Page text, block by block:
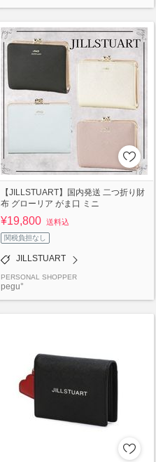
【JILLSTUART】国内発送 二つ折り財
布 グローリア がま口 ミニ
¥19,800 送料込
関税負担なし
JILLSTUART
PERSONAL SHOPPER
pegu°